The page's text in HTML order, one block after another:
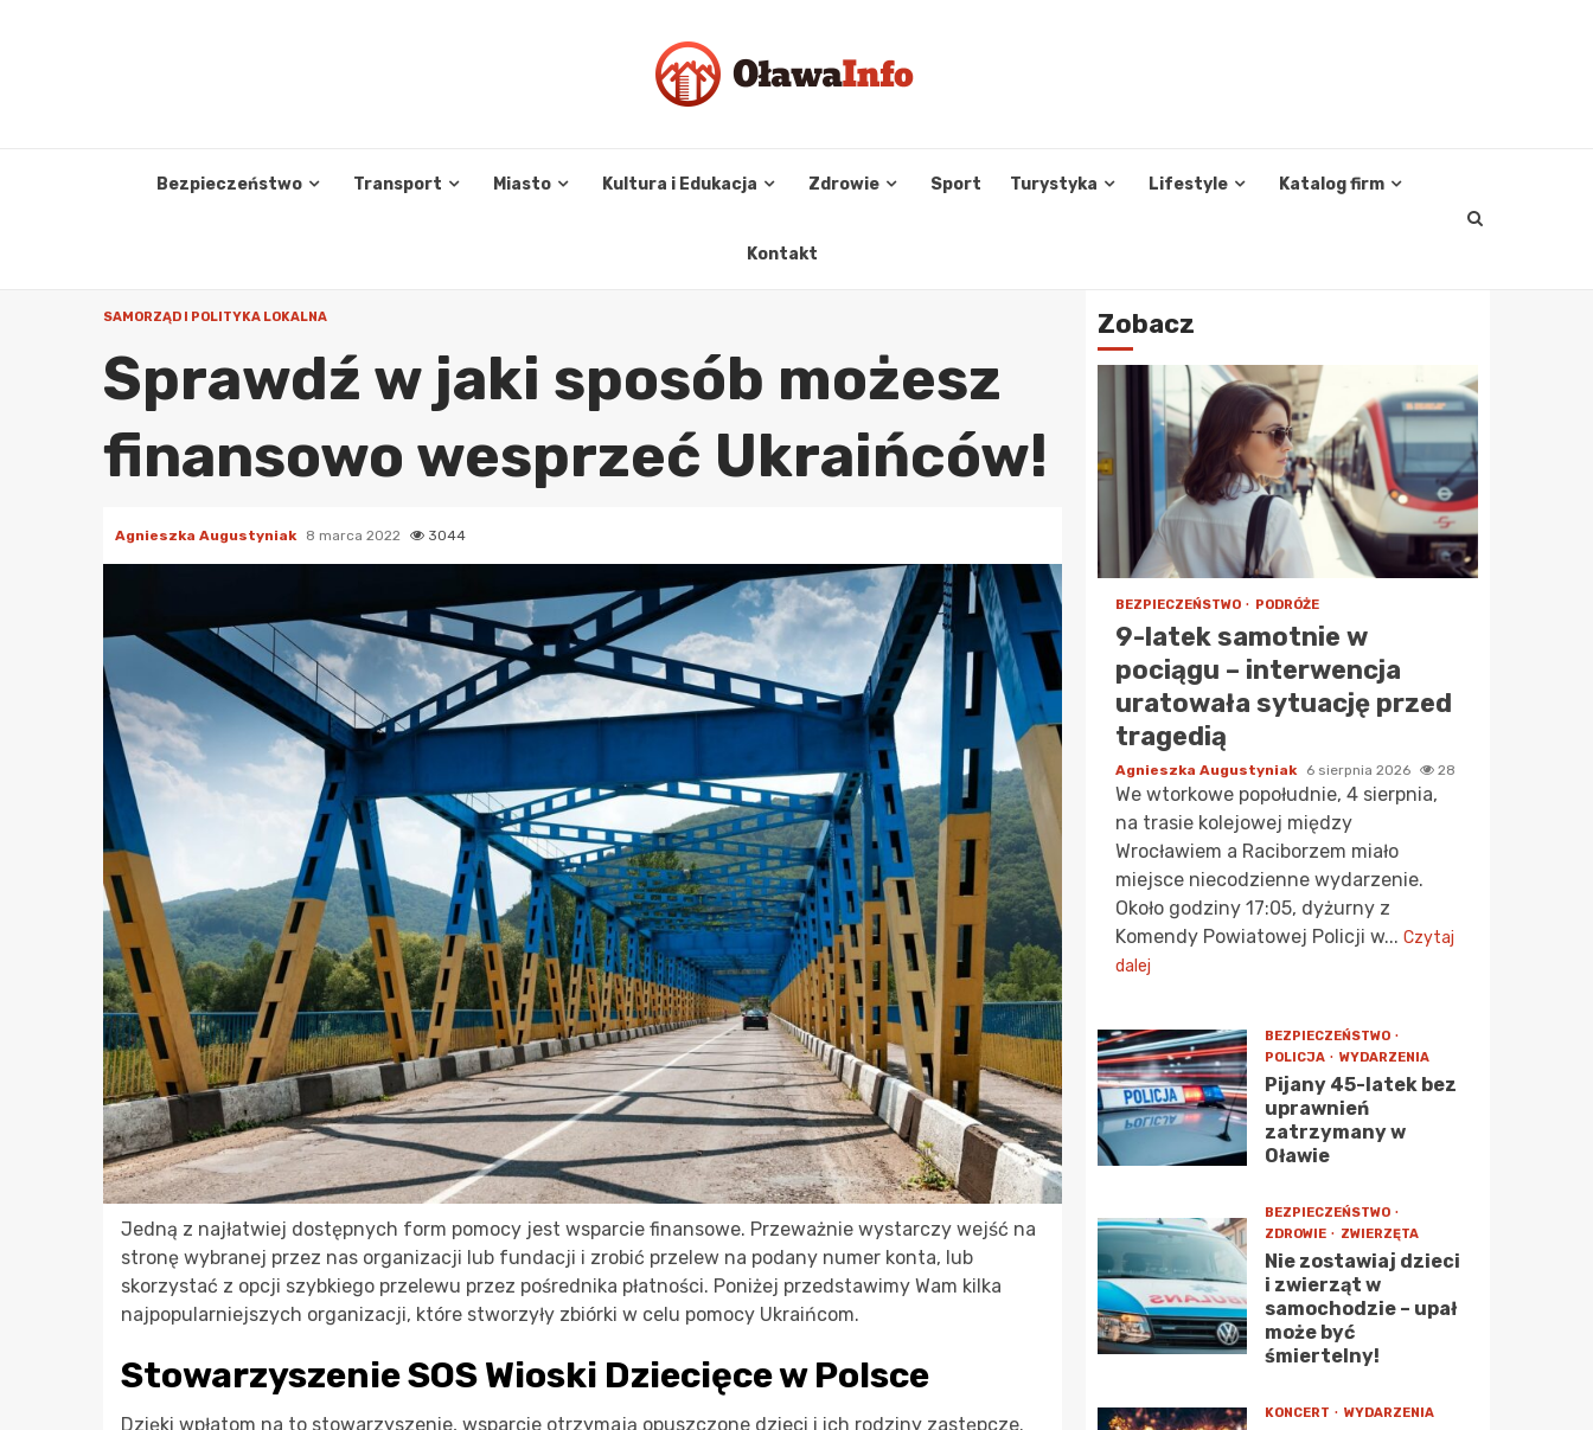
Bezpieczeństwo Transport Miasto Kultura i Edukacja Zdrowie Sport Turystyka Lifestyle Katalog firm
Kontakt
SAMORZĄD I POLITYKA LOKALNA
Sprawdź w jaki sposób możesz
finansowo wesprzeć Ukraińców!
Agnieszka Augustyniak 8 marca 2022 3044
Jedną z najłatwiej dostępnych form pomocy jest wsparcie finansowe. Przeważnie wystarczy wejść na
stronę wybranej przez nas organizacji lub fundacji i zrobić przelew na podany numer konta, lub
skorzystać z opcji szybkiego przelewu przez pośrednika płatności. Poniżej przedstawimy Wam kilka
najpopularniejszych organizacji, które stworzyły zbiórki w celu pomocy Ukraińcom.
Stowarzyszenie SOS Wioski Dziecięce w Polsce
Dzięki wpłatom na to stowarzyszenie, wsparcie otrzymają opuszczone dzieci i ich rodziny zastępcze.
Zobacz
BEZPIECZEŃSTWO PODRÓŻE
9-latek samotnie w
pociągu – interwencja
uratowała sytuację przed
tragedią
Agnieszka Augustyniak 6 sierpnia 2026 28
We wtorkowe popołudnie, 4 sierpnia,
na trasie kolejowej między
Wrocławiem a Raciborzem miało
miejsce niecodzienne wydarzenie.
Około godziny 17:05, dyżurny z
Komendy Powiatowej Policji w... Czytaj
dalej
BEZPIECZEŃSTWO
POLICJA
WYDARZENIA
Pijany 45-latek bez
uprawnień
zatrzymany w
Oławie
BEZPIECZEŃSTWO
ZDROWIE
ZWIERZĘTA
Nie zostawiaj dzieci
i zwierząt w
samochodzie – upał
może być
śmiertelny!
KONCERT WYDARZENIA